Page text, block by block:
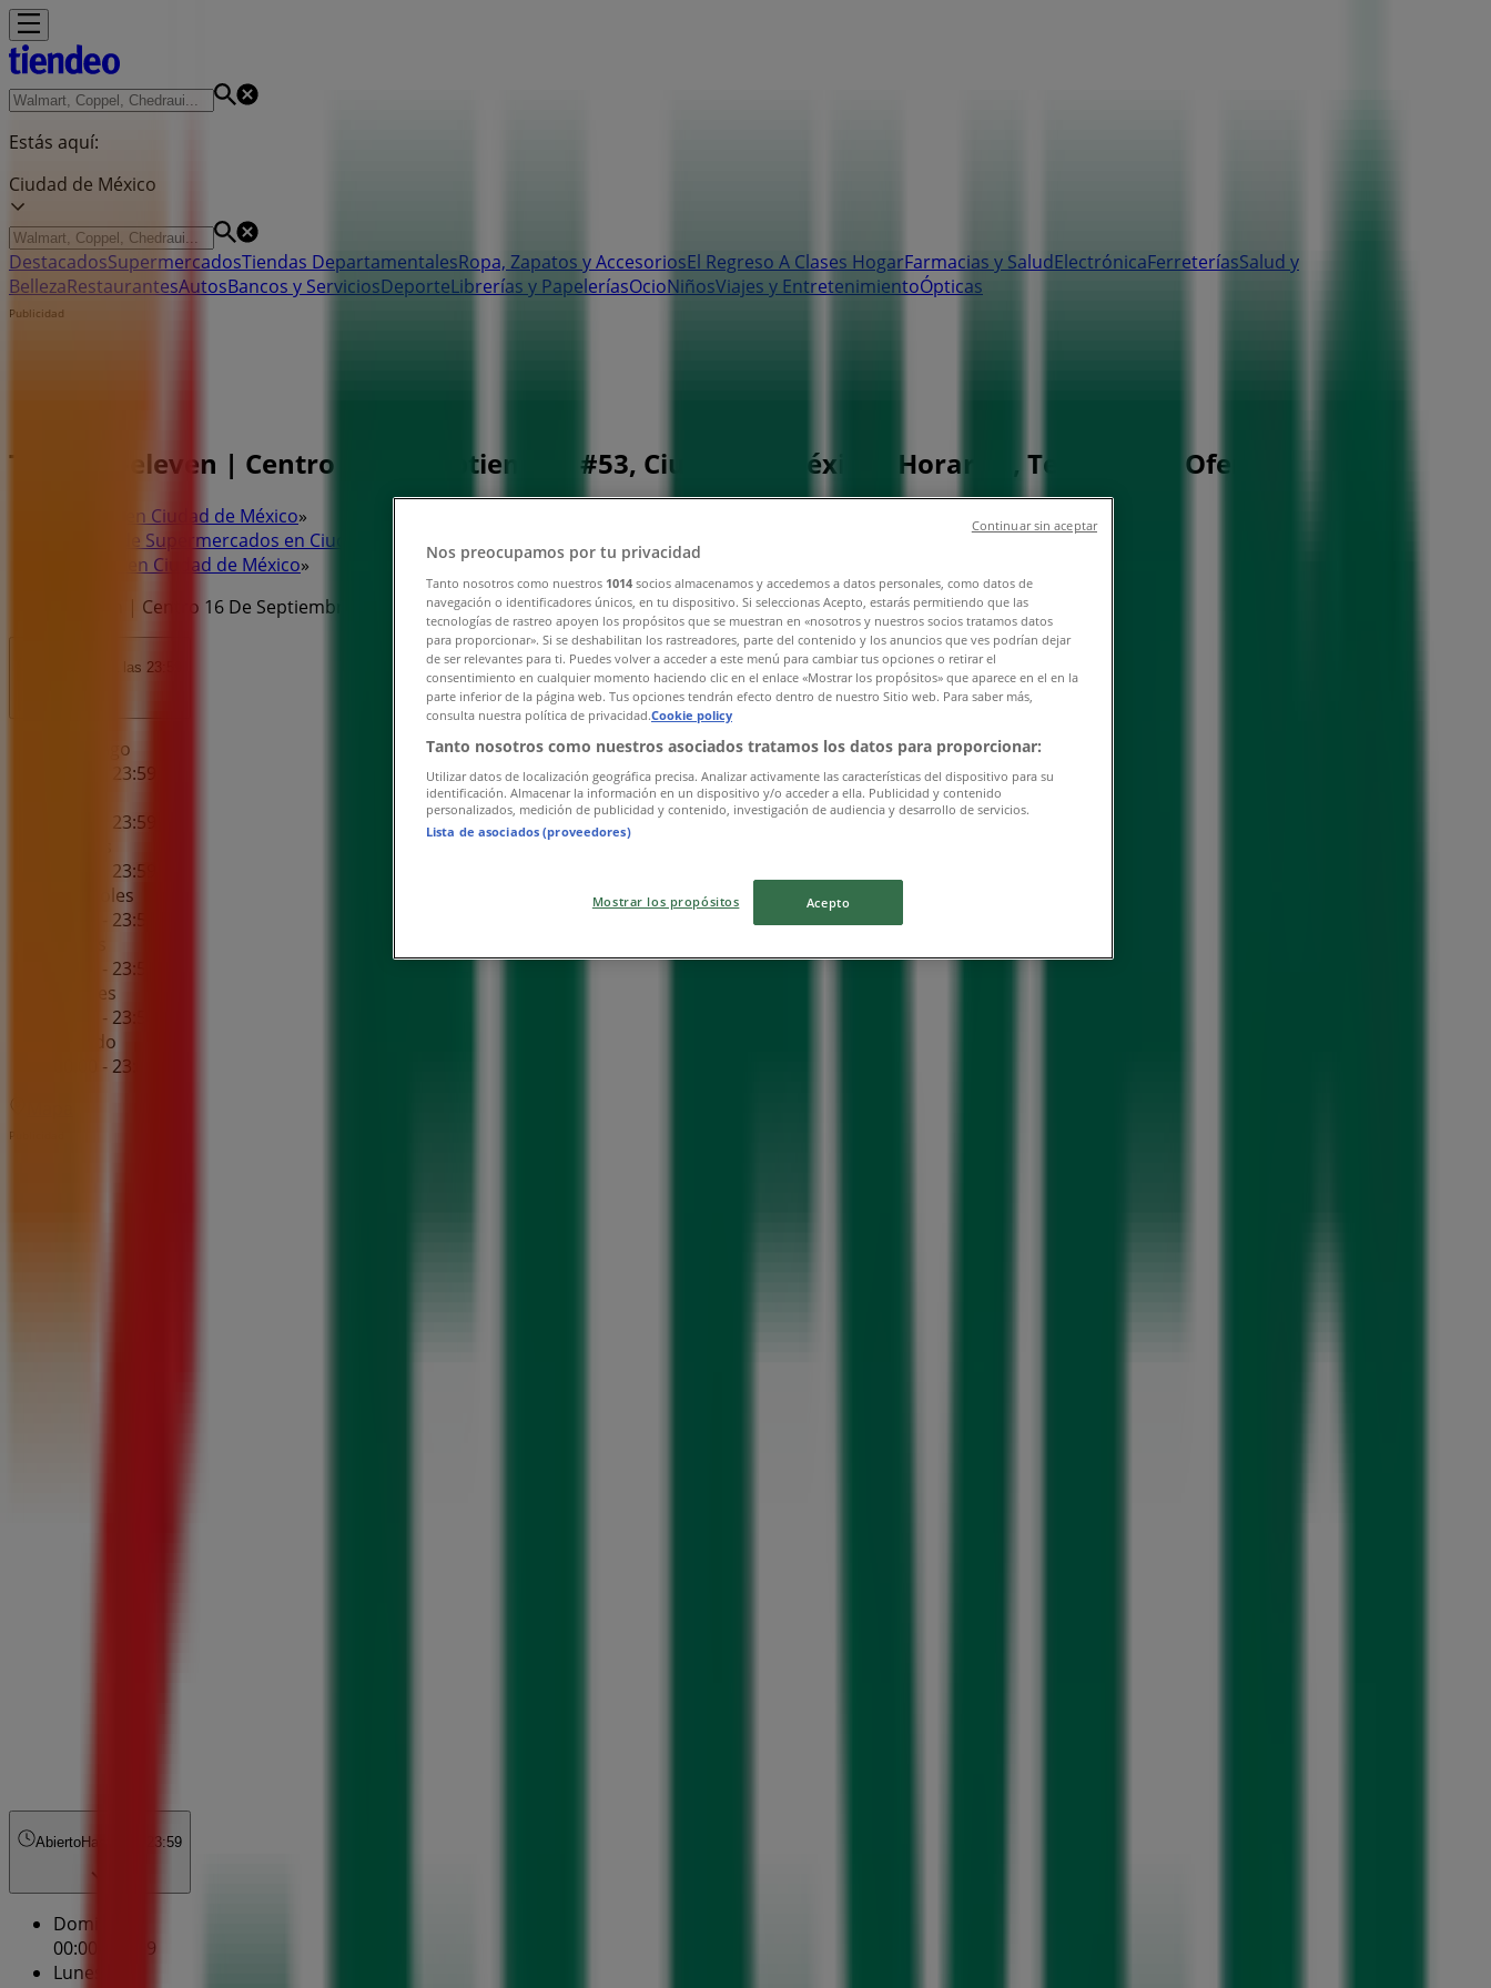
Estás aquí:
Ciudad de México
DestacadosSupermercadosTiendas DepartamentalesRopa, Zapatos y AccesoriosEl Regreso A Clases HogarFarmacias y SaludElectrónicaFerreteríasSalud y
BellezaRestaurantesAutosBancos y ServiciosDeporteLibrerías y PapeleríasOcioNiñosViajes y EntretenimientoÓpticas
Publicidad
Tienda 7-eleven | Centro 16 De Septiembre #53, Ciudad de México - Horarios, Teléfonos y Ofertas
Tiendeo en Ciudad de México»
Ofertas de Supermercados en Ciudad de México
7-eleven en Ciudad de México»
7-eleven | Centro 16 De Septiembre #53
Hasta las 23:59
Domingo
00:00 - 23:59
00:00 - 23:59
00:00 - 23:59
Miércoles
00:00 - 23:59
00:00 - 23:59
Viernes
00:00 - 23:59
Sábado
00:00 - 23:59
Publicidad
AbiertoHasta las 23:59
Domingo
00:00 - 23:59
Lunes
Nos preocupamos por tu privacidad
Tanto nosotros como nuestros 1014 socios almacenamos y accedemos a datos personales, como datos de
navegación o identificadores únicos, en tu dispositivo. Si seleccionas Acepto, estarás permitiendo que las
tecnologías de rastreo apoyen los propósitos que se muestran en «nosotros y nuestros socios tratamos datos
para proporcionar». Si se deshabilitan los rastreadores, parte del contenido y los anuncios que ves podrían dejar
de ser relevantes para ti. Puedes volver a acceder a este menú para cambiar tus opciones o retirar el
consentimiento en cualquier momento haciendo clic en el enlace «Mostrar los propósitos» que aparece en el en la
parte inferior de la página web. Tus opciones tendrán efecto dentro de nuestro Sitio web. Para saber más,
consulta nuestra política de privacidad.Cookie policy
Tanto nosotros como nuestros asociados tratamos los datos para proporcionar:
Utilizar datos de localización geográfica precisa. Analizar activamente las características del dispositivo para su
identificación. Almacenar la información en un dispositivo y/o acceder a ella. Publicidad y contenido
personalizados, medición de publicidad y contenido, investigación de audiencia y desarrollo de servicios.
Lista de asociados (proveedores)
Mostrar los propósitos Acepto
Continuar sin aceptar